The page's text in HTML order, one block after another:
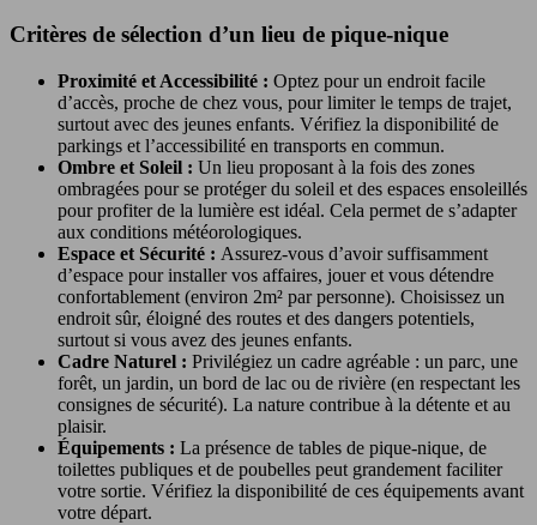
Critères de sélection d’un lieu de pique-nique
Proximité et Accessibilité : Optez pour un endroit facile
d’accès, proche de chez vous, pour limiter le temps de trajet,
surtout avec des jeunes enfants. Vérifiez la disponibilité de
parkings et l’accessibilité en transports en commun.
Ombre et Soleil : Un lieu proposant à la fois des zones
ombragées pour se protéger du soleil et des espaces ensoleillés
pour profiter de la lumière est idéal. Cela permet de s’adapter
aux conditions météorologiques.
Espace et Sécurité : Assurez-vous d’avoir suffisamment
d’espace pour installer vos affaires, jouer et vous détendre
confortablement (environ 2m² par personne). Choisissez un
endroit sûr, éloigné des routes et des dangers potentiels,
surtout si vous avez des jeunes enfants.
Cadre Naturel : Privilégiez un cadre agréable : un parc, une
forêt, un jardin, un bord de lac ou de rivière (en respectant les
consignes de sécurité). La nature contribue à la détente et au
plaisir.
Équipements : La présence de tables de pique-nique, de
toilettes publiques et de poubelles peut grandement faciliter
votre sortie. Vérifiez la disponibilité de ces équipements avant
votre départ.